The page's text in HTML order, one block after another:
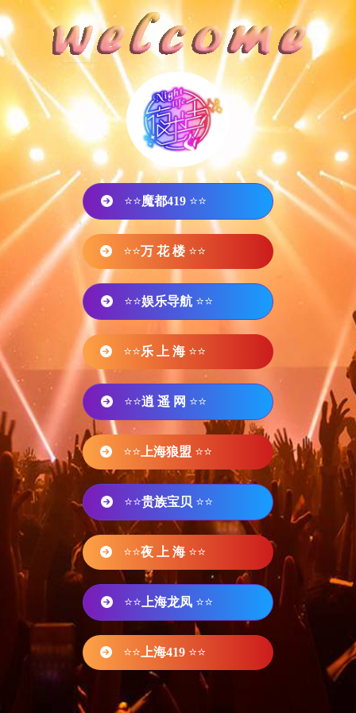
⭐⭐魔都419 ⭐⭐
⭐⭐万 花 楼 ⭐⭐
⭐⭐娱乐导航 ⭐⭐
⭐⭐乐 上 海 ⭐⭐
⭐⭐逍 遥 网 ⭐⭐
⭐⭐ 上海狼盟 ⭐⭐
⭐⭐贵族宝贝 ⭐⭐
⭐⭐夜 上 海 ⭐⭐
⭐⭐ 上海龙凤 ⭐⭐
⭐⭐ 上海419 ⭐⭐